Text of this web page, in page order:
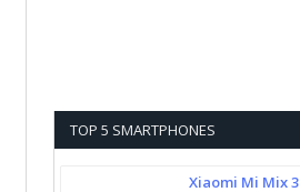
TOP 5 SMARTPHONES
Xiaomi Mi Mix 3